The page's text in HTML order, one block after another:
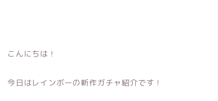
こんにちは！
今日はレインボーの新作ガチャ紹介です！